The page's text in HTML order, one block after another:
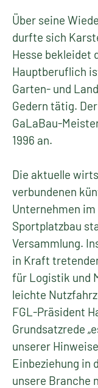
Über seine
durfte sich
Hesse bekleidet
Hauptberuflich
Garten- und
Gedern tätig.
GaLaBau-
1996 an.
Die aktuelle
verbundenen
Unternehmen
Sportplatzbau
Versammlung.
in Kraft
für Logistik und
leichte
FGL-Präsident
Grundsatzrede
unserer
Einbeziehung in
unsere Branche